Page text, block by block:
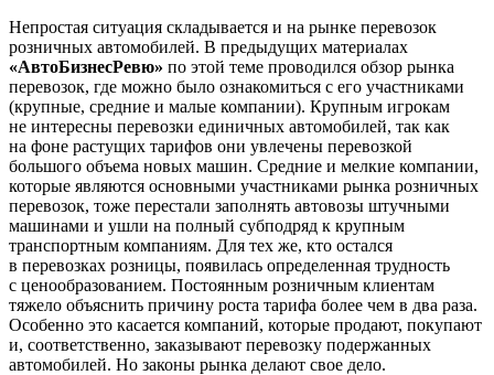
Непростая ситуация складывается и на рынке перевозок
розничных автомобилей. В предыдущих материалах
«АвтоБизнесРевю» по этой теме проводился обзор рынка
перевозок, где можно было ознакомиться с его участниками
(крупные, средние и малые компании). Крупным игрокам
не интересны перевозки единичных автомобилей, так как
на фоне растущих тарифов они увлечены перевозкой
большого объема новых машин. Средние и мелкие компании,
которые являются основными участниками рынка розничных
перевозок, тоже перестали заполнять автовозы штучными
машинами и ушли на полный субподряд к крупным
транспортным компаниям. Для тех же, кто остался
в перевозках розницы, появилась определенная трудность
с ценообразованием. Постоянным розничным клиентам
тяжело объяснить причину роста тарифа более чем в два раза.
Особенно это касается компаний, которые продают, покупают
и, соответственно, заказывают перевозку подержанных
автомобилей. Но законы рынка делают свое дело.